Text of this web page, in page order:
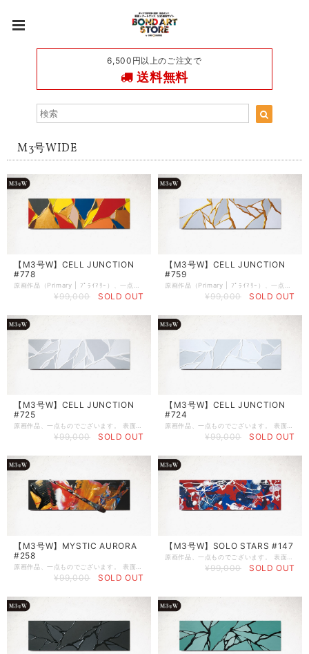
6,500円以上のご注文で
送料無料
M3号WIDE
【M3号W】CELL JUNCTION
#778
¥99,000 SOLD OUT
【M3号W】CELL JUNCTION
#759
¥99,000 SOLD OUT
【M3号W】CELL JUNCTION
#725
¥99,000 SOLD OUT
【M3号W】CELL JUNCTION
#724
¥99,000 SOLD OUT
【M3号W】MYSTIC AURORA
#258
¥99,000 SOLD OUT
【M3号W】SOLO STARS #147
¥99,000 SOLD OUT